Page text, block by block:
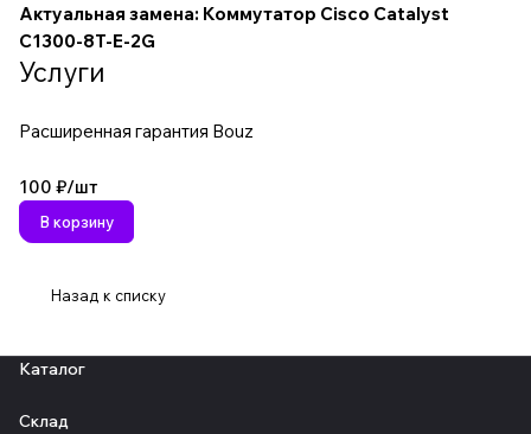
Актуальная замена: Коммутатор Cisco Catalyst
C1300-8T-E-2G
Услуги
Расширенная гарантия Bouz
100 ₽/шт
В корзину
Назад к списку
Каталог
Склад